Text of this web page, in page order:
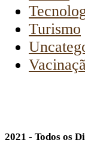
Turismo
2021 - Todos os